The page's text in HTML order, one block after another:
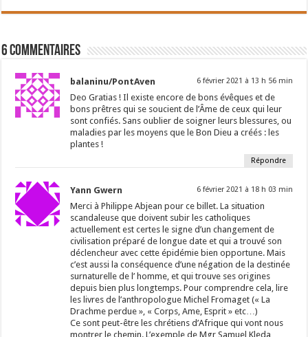
6 Commentaires
balaninu/PontAven 6 février 2021 à 13 h 56 min
Deo Gratias ! Il existe encore de bons évêques et de
bons prêtres qui se soucient de l’Âme de ceux qui leur
sont confiés. Sans oublier de soigner leurs blessures, ou
maladies par les moyens que le Bon Dieu a créés : les
plantes !
Répondre
Yann Gwern 6 février 2021 à 18 h 03 min
Merci à Philippe Abjean pour ce billet. La situation
scandaleuse que doivent subir les catholiques
actuellement est certes le signe d’un changement de
civilisation préparé de longue date et qui a trouvé son
déclencheur avec cette épidémie bien opportune. Mais
c’est aussi la conséquence d’une négation de la destinée
surnaturelle de l’ homme, et qui trouve ses origines
depuis bien plus longtemps. Pour comprendre cela, lire
les livres de l’anthropologue Michel Fromaget (« La
Drachme perdue », « Corps, Ame, Esprit » etc…)
Ce sont peut-être les chrétiens d’Afrique qui vont nous
montrer le chemin. L’exemple de Mgr Samuel Kleda